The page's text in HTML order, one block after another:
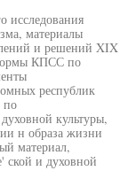
исследования
материалы
и решений XIX
КПСС по
республик
по
культуры,
н образа жизни
материал,
и духовной